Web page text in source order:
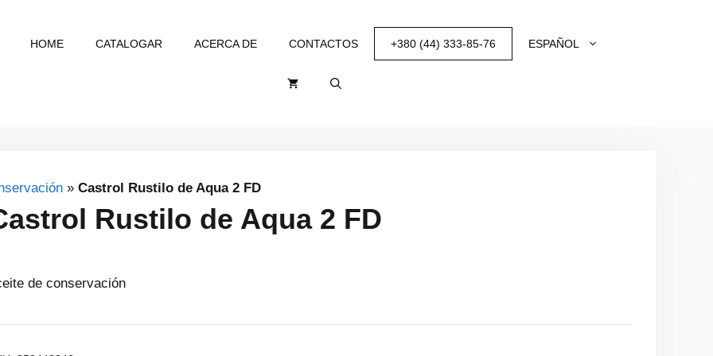
HOME CATALOGAR ACERCA DE CONTACTOS +380 (44) 333-85-76 ESPAÑOL
» Castrol Rustilo de Aqua 2 FD
Rustilo de Aqua 2 FD
de conservación